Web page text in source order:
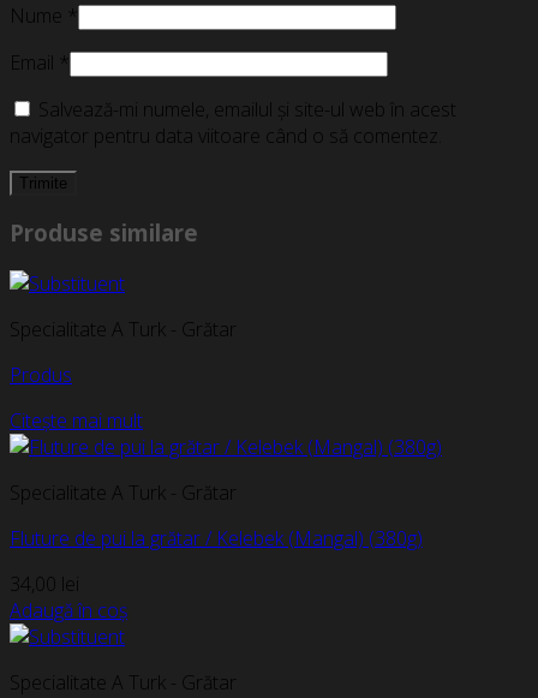
Nume *
Email *
Salvează-mi numele, emailul și site-ul web în acest
navigator pentru data viitoare când o să comentez.
Produse similare
Specialitate A Turk - Grătar
Produs
Citește mai mult
Specialitate A Turk - Grătar
Fluture de pui la grătar / Kelebek (Mangal) (380g)
34,00 lei
Adaugă în coș
Specialitate A Turk - Grătar